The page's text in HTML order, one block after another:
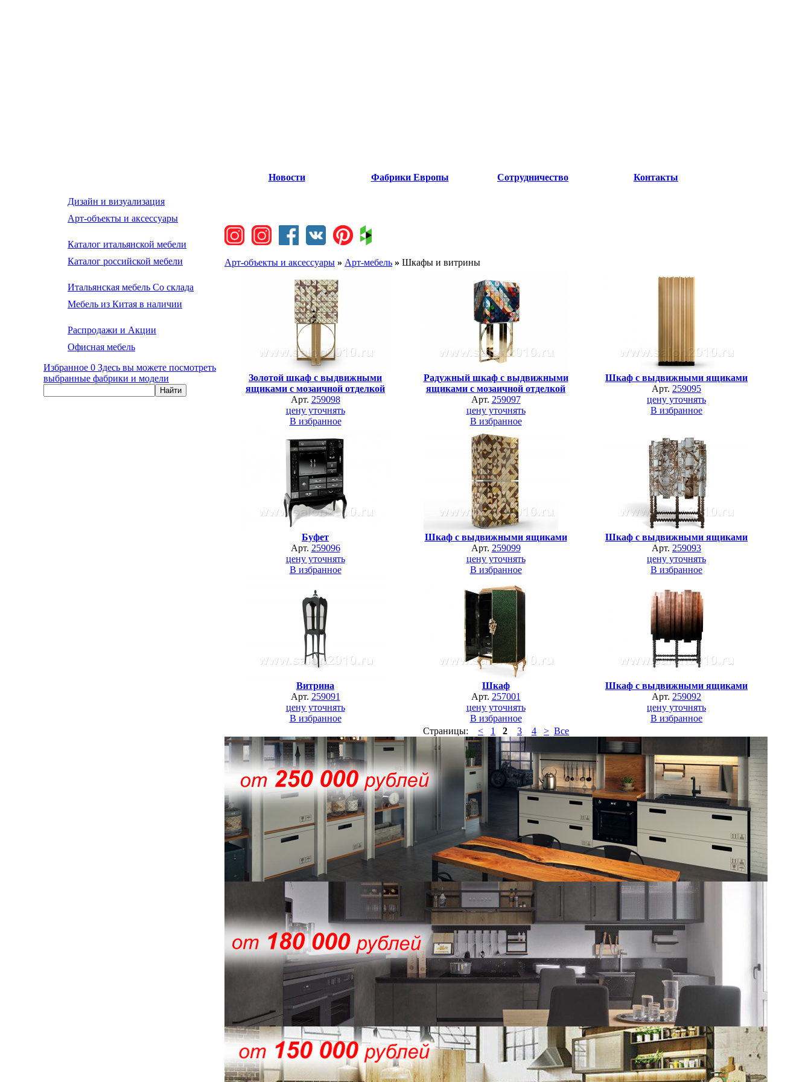
Дизайн и визуализация
Арт-объекты и аксессуары
Каталог итальянской мебели
Каталог российской мебели
Итальянская мебель Со склада
Мебель из Китая в наличии
Распродажи и Акции
Офисная мебель
Избранное 0 Здесь вы можете посмотреть
выбранные фабрики и модели
Новости Фабрики Европы Сотрудничество Контакты
Арт-объекты и аксессуары » Арт-мебель » Шкафы и витрины
Золотой шкаф с выдвижными
ящиками с мозаичной отделкой
Арт. 259098
цену уточнять
В избранное
Радужный шкаф с выдвижными
ящиками с мозаичной отделкой
Арт. 259097
цену уточнять
В избранное
Шкаф с выдвижными ящиками
Арт. 259095
цену уточнять
В избранное
Буфет
Арт. 259096
цену уточнять
В избранное
Шкаф с выдвижными ящиками
Арт. 259099
цену уточнять
В избранное
Шкаф с выдвижными ящиками
Арт. 259093
цену уточнять
В избранное
Витрина
Арт. 259091
цену уточнять
В избранное
Шкаф
Арт. 257001
цену уточнять
В избранное
Шкаф с выдвижными ящиками
Арт. 259092
цену уточнять
В избранное
Страницы: < 1 2 3 4 > Все